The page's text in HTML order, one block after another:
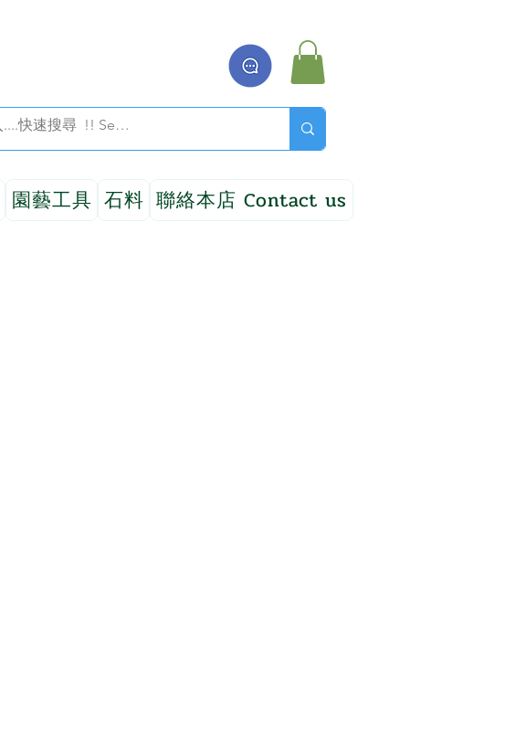
園藝工具 石料 聯絡本店 Contact us